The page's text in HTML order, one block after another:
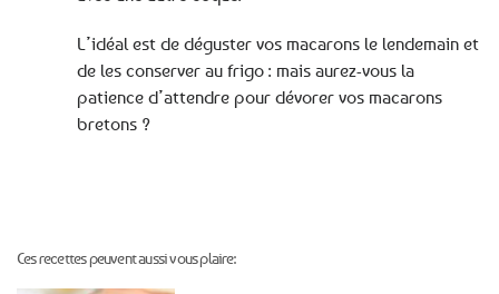
L’idéal est de déguster vos macarons le lendemain et
de les conserver au frigo : mais aurez-vous la
patience d’attendre pour dévorer vos macarons
bretons ?
Ces recettes peuvent aussi vous plaire: